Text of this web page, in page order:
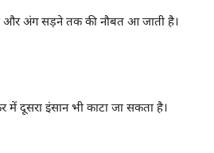
और अंग सड़ने तक की नौबत आ जाती है।
दूसरा इंसान भी काटा जा सकता है।